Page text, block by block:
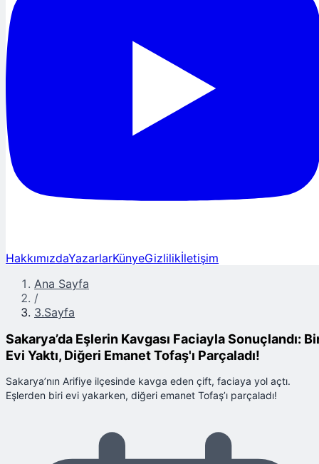
HakkımızdaYazarlarKünyeGizlilikİletişim
Ana Sayfa
/
3.Sayfa
Sakarya’da Eşlerin Kavgası Faciayla Sonuçlandı:
Evi Yaktı, Diğeri Emanet Tofaş'ı Parçaladı!
Sakarya’nın Arifiye ilçesinde kavga eden çift, faciaya yol açtı.
Eşlerden biri evi yakarken, diğeri emanet Tofaş’ı parçaladı!